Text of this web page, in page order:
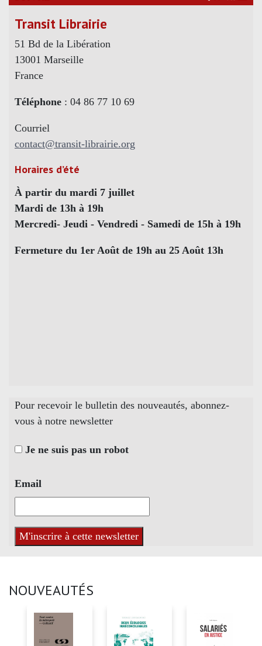
Transit Librairie
51 Bd de la Libération
13001 Marseille
France
Téléphone : 04 86 77 10 69
Courriel
contact@transit-librairie.org
Horaires d’été
À partir du mardi 7 juillet
Mardi de 13h à 19h
Mercredi- Jeudi - Vendredi - Samedi de 15h à 19h
Fermeture du 1er Août de 19h au 25 Août 13h
Pour recevoir le bulletin des nouveautés, abonnez-
vous à notre newsletter
Je ne suis pas un robot
Email
NOUVEAUTÉS